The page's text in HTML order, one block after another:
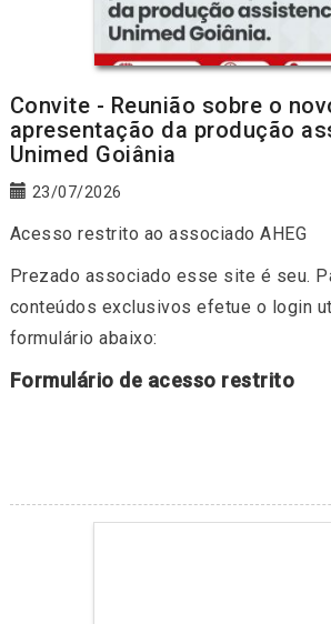
Convite - Reunião sobre o
apresentação da produção
Unimed Goiânia
23/07/2026
Acesso restrito ao associado AHEG
Prezado associado esse site é seu.
conteúdos exclusivos efetue o login
formulário abaixo:
Formulário de acesso restrito